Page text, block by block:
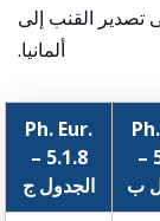
تصدير القنب إلى
ألمانيا.
5.1.8 –
ب
Ph. Eur.
5.1.8 –
الجدول ج